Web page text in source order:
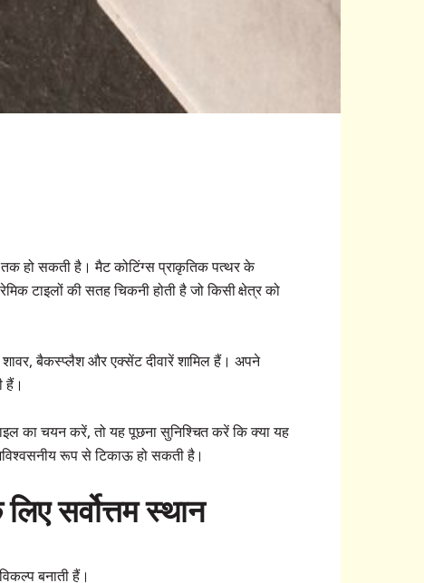
हो सकती है। मैट कोटिंग्स प्राकृतिक पत्थर के
टाइलों की सतह चिकनी होती है जो किसी क्षेत्र को
बैकस्प्लैश और एक्सेंट दीवारें शामिल हैं। अपने
हैं।
का चयन करें, तो यह पूछना सुनिश्चित करें कि क्या यह
रूप से टिकाऊ हो सकती है।
सर्वोत्तम स्थान
बनाती हैं।